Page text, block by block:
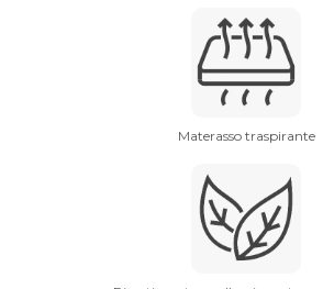
Materasso traspirante